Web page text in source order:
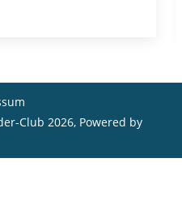
Club 2026, Powered by